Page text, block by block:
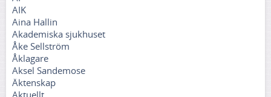
AIK
Aina Hallin
Akademiska sjukhuset
Åke Sellström
Åklagare
Aksel Sandemose
Äktenskap
Aktuellt